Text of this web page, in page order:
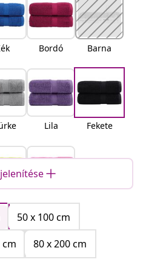
Bordó Barna
Lila Fekete
Rózsaszí
n
50 x 100 cm
cm
80 x 200 cm